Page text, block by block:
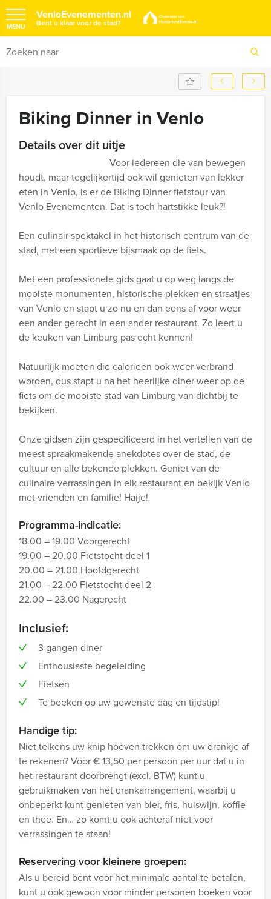
VenloEvenementen.nl
Bent u klaar voor de stad?
MENU
Biking Dinner in Venlo
Details over dit uitje
Voor iedereen die van bewegen
houdt, maar tegelijkertijd ook wil genieten van lekker
eten in Venlo, is er de Biking Dinner fietstour van
Venlo Evenementen. Dat is toch hartstikke leuk?!
Een culinair spektakel in het historisch centrum van de
stad, met een sportieve bijsmaak op de fiets.
Met een professionele gids gaat u op weg langs de
mooiste monumenten, historische plekken en straatjes
van Venlo en stapt u zo nu en dan eens af voor weer
een ander gerecht in een ander restaurant. Zo leert u
de keuken van Limburg pas echt kennen!
Natuurlijk moeten die calorieën ook weer verbrand
worden, dus stapt u na het heerlijke diner weer op de
fiets om de mooiste stad van Limburg van dichtbij te
bekijken.
Onze gidsen zijn gespecificeerd in het vertellen van de
meest spraakmakende anekdotes over de stad, de
cultuur en alle bekende plekken. Geniet van de
culinaire verrassingen in elk restaurant en bekijk Venlo
met vrienden en familie! Haije!
Programma-indicatie:
18.00 – 19.00 Voorgerecht
19.00 – 20.00 Fietstocht deel 1
20.00 – 21.00 Hoofdgerecht
21.00 – 22.00 Fietstocht deel 2
22.00 – 23.00 Nagerecht
Inclusief:
3 gangen diner
Enthousiaste begeleiding
Fietsen
Te boeken op uw gewenste dag en tijdstip!
Handige tip:
Niet telkens uw knip hoeven trekken om uw drankje af
te rekenen? Voor € 13,50 per persoon per uur dat u in
het restaurant doorbrengt (excl. BTW) kunt u
gebruikmaken van het drankarrangement, waarbij u
onbeperkt kunt genieten van bier, fris, huiswijn, koffie
en thee. En… zo komt u ook achteraf niet voor
verrassingen te staan!
Reservering voor kleinere groepen:
Als u bereid bent voor het minimale aantal te betalen,
kunt u ook gewoon voor minder personen boeken voor